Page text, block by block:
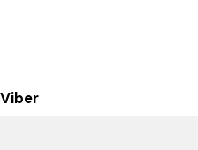
Viber